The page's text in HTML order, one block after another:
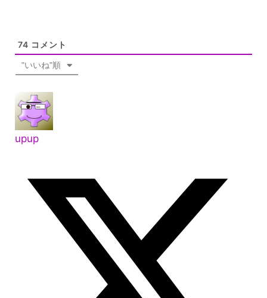
74 コメント
"いいね"順
upup